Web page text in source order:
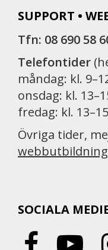
SUPPORT •
Tfn: 08 690 58
Telefontider
måndag: kl.
onsdag: kl.
fredag: kl. 13–15
Övriga tider,
SOCIALA